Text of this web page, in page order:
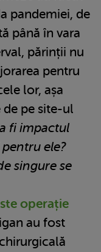
pandemiei, de
până în vara
părinții nu
pentru
lor, așa
pe site-ul
fi impactul
ele?
singure se
operație
au fost